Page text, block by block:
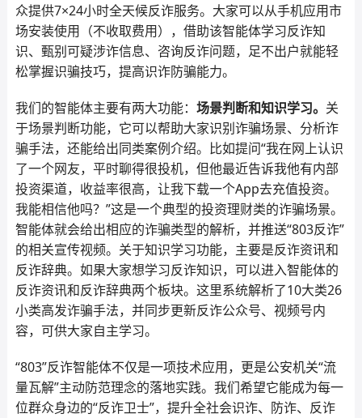
众提供7×24小时全天候反诈服务。大家可以从手机应用市
场安装使用（不收取费用），借助该智能体学习反诈知
识、甄别可疑涉诈信息、咨询反诈问题，足不出户就能轻
松掌握识骗技巧，提高识诈防骗能力。
我们的智能体主要有两大功能： 场景判断和知识学习。 关
于场景判断功能，它可以帮助大家识别诈骗场景、分析诈
骗手法，还能给出同类案例介绍。比如提问“我在网上认识
了一个网友，平时聊得很投机，但他最近告诉我他有内部
投资渠道，收益率很高，让我下载一个App去充值投资。
我能相信他吗？”这是一个典型的投资理财类的诈骗场景。
智能体就会给出相应的诈骗类型的解析，并推送“803反诈”
的相关宣传视频。关于知识学习功能，主要是反诈资讯和
反诈辞典。如果大家想学习反诈知识，可以进入智能体的
反诈资讯和反诈辞典两个板块。这里系统解析了10大类26
小类高发诈骗手法，并同步更新反诈公众号、视频号内
容，可供大家自主学习。
“803”反诈智能体不仅是一项技术应用，更是公安机关“流
量瓦解”主动防范理念的落地实践。我们希望它能成为每一
位群众身边的“反诈卫士”，提升全社会识诈、防诈、反诈